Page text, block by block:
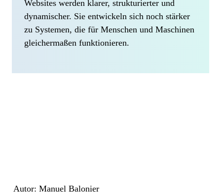
Websites werden klarer, strukturierter und
dynamischer. Sie entwickeln sich noch stärker
zu Systemen, die für Menschen und Maschinen
gleichermaßen funktionieren.
Autor: Manuel Balonier